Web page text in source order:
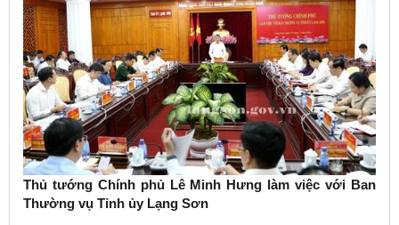
Thủ tướng Chính phủ Lê Minh Hưng làm việc với Ban
Thường vụ Tỉnh ủy Lạng Sơn